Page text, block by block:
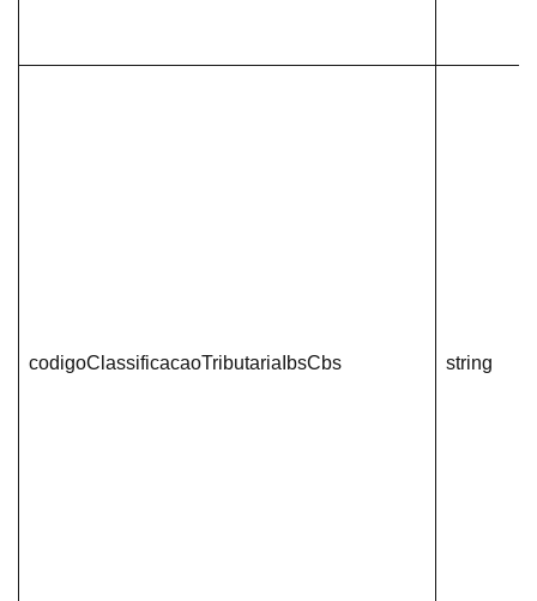
codigoClassificacaoTributariaIbsCbs string